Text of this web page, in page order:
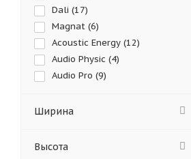
Dali (17)
Magnat (6)
Acoustic Energy (12)
Audio Physic (4)
Audio Pro (9)
Bluesound (
Ширина
Высота